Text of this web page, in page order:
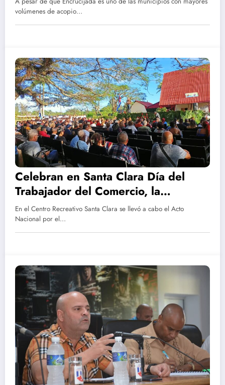
volúmenes de acopio…
Celebran en Santa Clara Día del
Trabajador del Comercio, la
Gastronomía y los Servicios
En el Centro Recreativo Santa Clara se llevó a cabo el Acto
Nacional por el…